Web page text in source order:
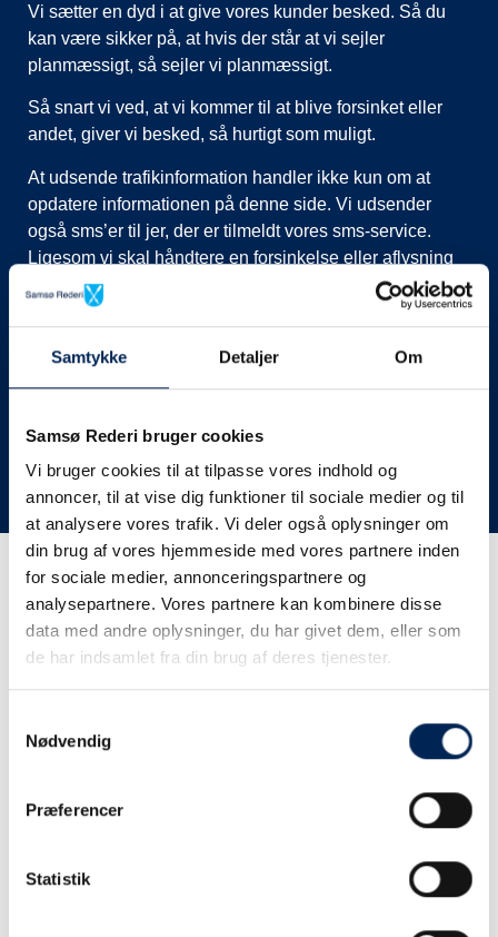
Samtykke Detaljer Om
Samsø Rederi bruger cookies
Vi bruger cookies til at tilpasse vores indhold og
annoncer, til at vise dig funktioner til sociale medier og til
at analysere vores trafik. Vi deler også oplysninger om
din brug af vores hjemmeside med vores partnere inden
for sociale medier, annonceringspartnere og
analysepartnere. Vores partnere kan kombinere disse
data med andre oplysninger, du har givet dem, eller som
de har indsamlet fra din brug af deres tjenester.
Nødvendig
Præferencer
Statistik
Vi sætter en dyd i at give vores kunder besked. Så du
kan være sikker på, at hvis der står at vi sejler
planmæssigt, så sejler vi planmæssigt.
Så snart vi ved, at vi kommer til at blive forsinket eller
andet, giver vi besked, så hurtigt som muligt.
At udsende trafikinformation handler ikke kun om at
opdatere informationen på denne side. Vi udsender
også sms’er til jer, der er tilmeldt vores sms-service.
Ligesom vi skal håndtere en forsinkelse eller aflysning
ved at lukke afgange i vores system, evt. flytte kunder til
nye afgange, ringe til vognmænd der skal have flyttet
her på siden og ikke ringe eller skrive til os, da vi ikke
har mere at fortælle end I kan læse her.
Vi takker for jeres forståelse.
Få trafikinformation på
sms
tjekke vores hjemmeside eller ringe til os.